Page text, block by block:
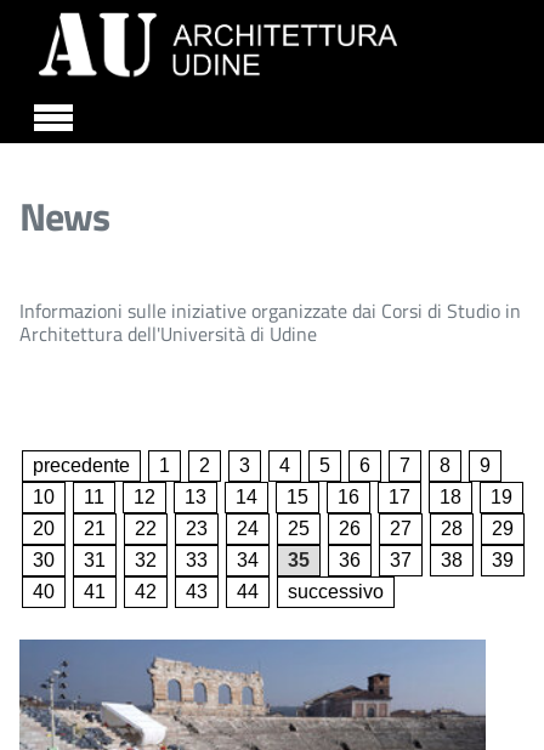
News
Informazioni sulle iniziative organizzate dai Corsi di Studio in
Architettura dell'Università di Udine
precedente 1 2 3 4 5 6 7 8
9
10
11 12 13 14 15 16 17 18
19
20
21 22 23 24 25 26 27 28
29
30
31 32 33 34 35 36 37 38
39
40
41 42 43 44 successivo